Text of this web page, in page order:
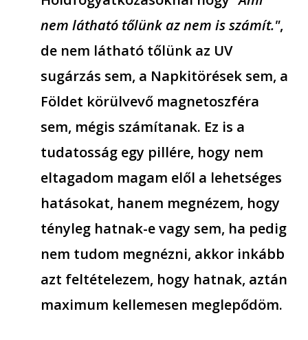
nem látható tőlünk az nem is számít.",
de nem látható tőlünk az UV
sugárzás sem, a Napkitörések sem, a
Földet körülvevő magnetoszféra
sem, mégis számítanak. Ez is a
tudatosság egy pillére, hogy nem
eltagadom magam elől a lehetséges
hatásokat, hanem megnézem, hogy
tényleg hatnak-e vagy sem, ha pedig
nem tudom megnézni, akkor inkább
azt feltételezem, hogy hatnak, aztán
maximum kellemesen meglepődöm.